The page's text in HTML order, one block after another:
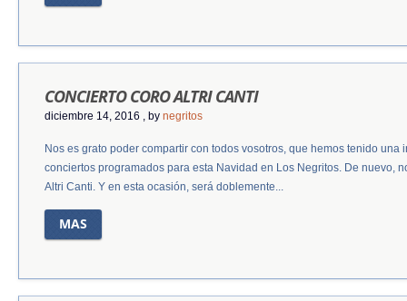
CONCIERTO CORO ALTRI CANTI
diciembre 14, 2016 , by negritos
Nos es grato poder compartir con todos vosotros, que hemos tenido
conciertos programados para esta Navidad en Los Negritos. De nuevo,
Altri Canti. Y en esta ocasión, será doblemente...
MAS